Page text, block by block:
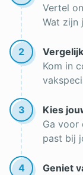
Vertel
Wat zijn
2
Kom in
3
Kies
Ga voor
past bij
4
Geniet